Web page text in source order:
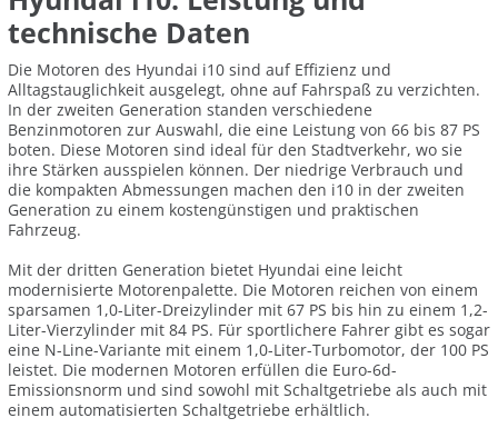
technische Daten
Die Motoren des Hyundai i10 sind auf Effizienz und
Alltagstauglichkeit ausgelegt, ohne auf Fahrspaß zu verzichten.
In der zweiten Generation standen verschiedene
Benzinmotoren zur Auswahl, die eine Leistung von 66 bis 87 PS
boten. Diese Motoren sind ideal für den Stadtverkehr, wo sie
ihre Stärken ausspielen können. Der niedrige Verbrauch und
die kompakten Abmessungen machen den i10 in der zweiten
Generation zu einem kostengünstigen und praktischen
Fahrzeug.
Mit der dritten Generation bietet Hyundai eine leicht
modernisierte Motorenpalette. Die Motoren reichen von einem
sparsamen 1,0-Liter-Dreizylinder mit 67 PS bis hin zu einem 1,2-
Liter-Vierzylinder mit 84 PS. Für sportlichere Fahrer gibt es sogar
eine N-Line-Variante mit einem 1,0-Liter-Turbomotor, der 100 PS
leistet. Die modernen Motoren erfüllen die Euro-6d-
Emissionsnorm und sind sowohl mit Schaltgetriebe als auch mit
einem automatisierten Schaltgetriebe erhältlich.